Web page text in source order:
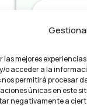
las mejores
o acceder a la
permitirá procesar
únicas en este
negativamente a
Regalalia
Urgente?
¿Cómo